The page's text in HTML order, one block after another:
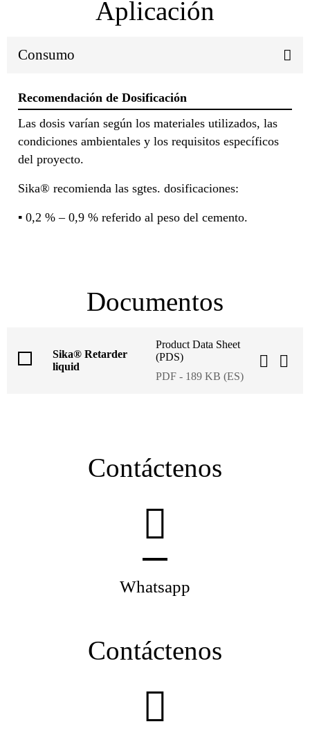
Aplicación
Consumo
Recomendación de Dosificación
Las dosis varían según los materiales utilizados, las
condiciones ambientales y los requisitos específicos
del proyecto.
Sika® recomienda las sgtes. dosificaciones:
▪ 0,2 % – 0,9 % referido al peso del cemento.
Documentos
Sika® Retarder
liquid
Product Data Sheet
(PDS)
PDF - 189 KB (ES)
Contáctenos
Whatsapp
Contáctenos